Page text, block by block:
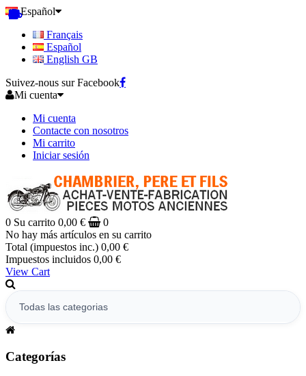
Español
Français
Español
English GB
Suivez-nous sur Facebook
Mi cuenta
Mi cuenta
Contacte con nosotros
Mi carrito
Iniciar sesión
0 Su carrito 0,00 €
0
No hay más artículos en su carrito
Total (impuestos inc.) 0,00 €
Impuestos incluidos 0,00 €
View Cart
Categorías